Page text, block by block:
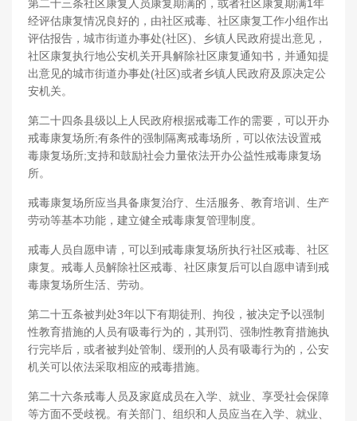
第二十三条社区康复人员康复期满的，或者社区康复期满1年
经评估康复情况良好的，由社区戒毒、社区康复工作小组作出
评估报告，城市街道办事处(社区)、乡镇人民政府提出意见，
社区康复执行地公安机关开具解除社区康复通知书，并通知提
出意见的城市街道办事处(社区)或者乡镇人民政府及原决定公
安机关。
第二十四条县级以上人民政府根据戒毒工作的需要，可以开办
戒毒康复场所;有条件的强制隔离戒毒场所，可以依法设置戒
毒康复场所;支持和鼓励社会力量依法开办公益性戒毒康复场
所。
戒毒康复场所应当具备康复治疗、生活服务、教育培训、生产
劳动等基本功能，建立健全戒毒康复管理制度。
戒毒人员自愿申请，可以到戒毒康复场所执行社区戒毒、社区
康复。戒毒人员解除社区戒毒、社区康复后可以自愿申请到戒
毒康复场所生活、劳动。
第二十五条被判处3年以下有期徒刑、拘役，被决定予以强制
性教育措施的人员有吸毒行为的，其刑罚、强制性教育措施执
行完毕后，或者被判处管制、缓刑的人员有吸毒行为的，公安
机关可以依法采取相应的戒毒措施。
第二十六条戒毒人员及家庭成员在入学、就业、享受社会保障
等方面不受歧视。有关部门、组织和人员应当在入学、就业、